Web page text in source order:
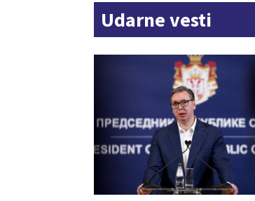
Udarne vesti